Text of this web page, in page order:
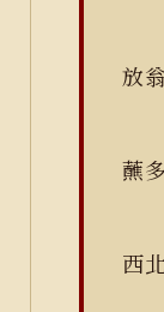
放
蘸
西